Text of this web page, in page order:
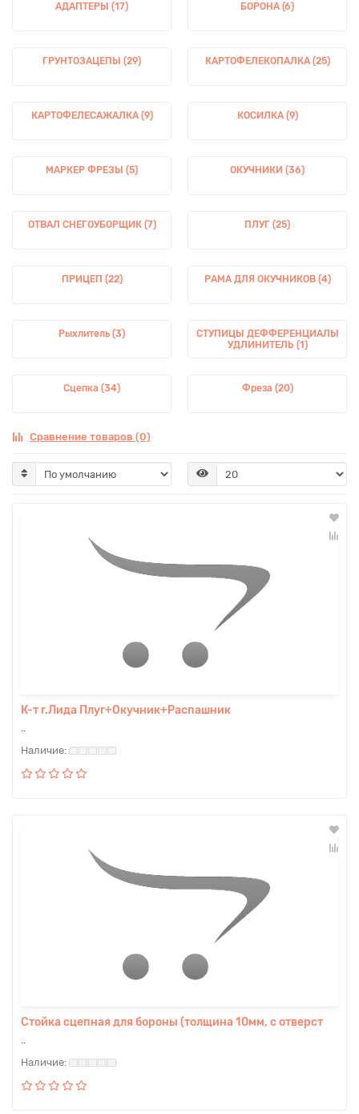
АДАПТЕРЫ (17) БОРОНА (6)
ГРУНТОЗАЦЕПЫ (29) КАРТОФЕЛЕКОПАЛКА (25)
КАРТОФЕЛЕСАЖАЛКА (9) КОСИЛКА (9)
МАРКЕР ФРЕЗЫ (5) ОКУЧНИКИ (36)
ОТВАЛ СНЕГОУБОРЩИК (7) ПЛУГ (25)
ПРИЦЕП (22) РАМА ДЛЯ ОКУЧНИКОВ (4)
Рыхлитель (3)
СТУПИЦЫ ДЕФФЕРЕНЦИАЛЫ
УДЛИНИТЕЛЬ (1)
Сцепка (34) Фреза (20)
Сравнение товаров (0)
К-т г.Лида Плуг+Окучник+Распашник
..
Стойка сцепная для бороны (толщина 10мм, с отверст
..